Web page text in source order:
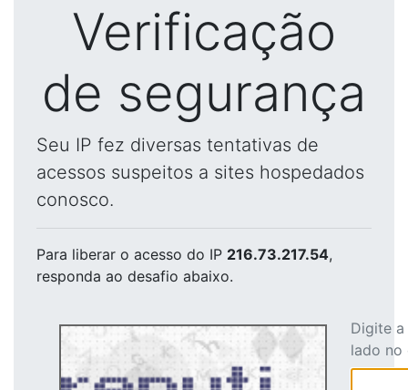
Verificação
de segurança
Seu IP fez diversas tentativas de
acessos suspeitos a sites hospedados
conosco.
Para liberar o acesso do IP 216.73.217.54,
responda ao desafio abaixo.
Digite
lado no